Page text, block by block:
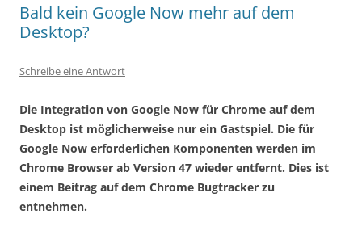
Bald kein Google Now mehr auf dem
Desktop?
Schreibe eine Antwort
Die Integration von Google Now für Chrome auf dem
Desktop ist möglicherweise nur ein Gastspiel. Die für
Google Now erforderlichen Komponenten werden im
Chrome Browser ab Version 47 wieder entfernt. Dies ist
einem Beitrag auf dem Chrome Bugtracker zu
entnehmen.